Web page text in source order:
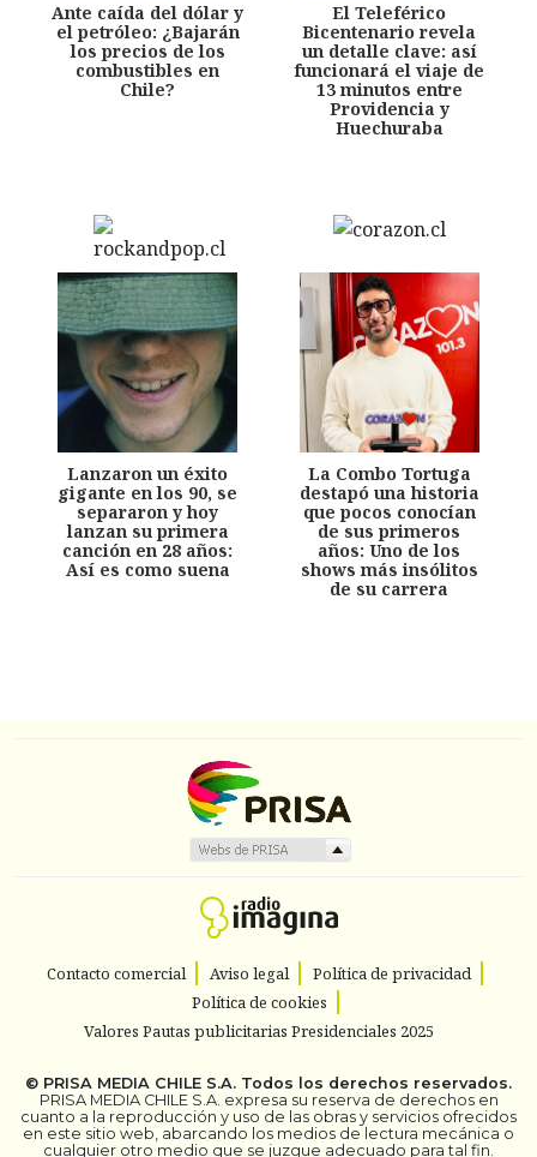
Ante caída del dólar y
el petróleo: ¿Bajarán
los precios de los
combustibles en
Chile?
El Teleférico
Bicentenario revela
un detalle clave: así
funcionará el viaje de
13 minutos entre
Providencia y
Huechuraba
Lanzaron un éxito
gigante en los 90, se
separaron y hoy
lanzan su primera
canción en 28 años:
Así es como suena
La Combo Tortuga
destapó una historia
que pocos conocían
de sus primeros
años: Uno de los
shows más insólitos
de su carrera
Contacto comercial Aviso legal
Política de privacidad
Política de cookies
Valores Pautas publicitarias Presidenciales 2025
© PRISA MEDIA CHILE S.A. Todos los derechos reservados.
PRISA MEDIA CHILE S.A. expresa su reserva de derechos en
cuanto a la reproducción y uso de las obras y servicios ofrecidos
en este sitio web, abarcando los medios de lectura mecánica o
cualquier otro medio que se juzgue adecuado para tal fin.